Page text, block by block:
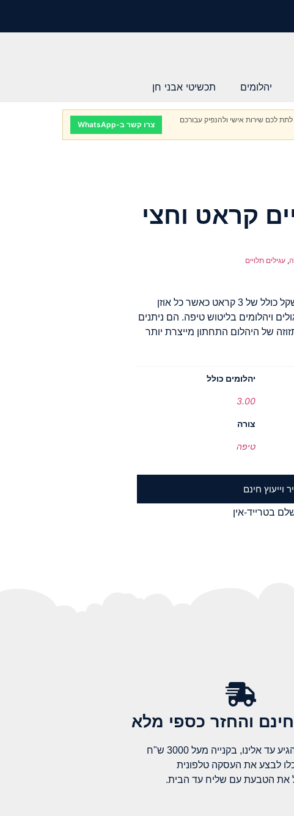
יהלומים תכשיטי אבני חן
לכם שירות אישי ולהנפיק עבורכם
צרו קשר ב-WhatsApp
קראט וחצי
, עגילים תלויים
עגילים תלויים אלה משובצים ביהלומים במשקל כולל של 3 קראט כאשר כל אוזן
ויהלומים בליטוש טיפה. הם ניתנים
של היהלום התחתון מייצרת יותר
יהלומים כולל
3.00
צורה
טיפה
חינם
בטרייד-אין
והחזר כספי מלא​
עד אלינו, בקנייה מעל 3000 ש"ח
לבצע את העסקה טלפונית
את הטבעת עם שליח עד הבית.